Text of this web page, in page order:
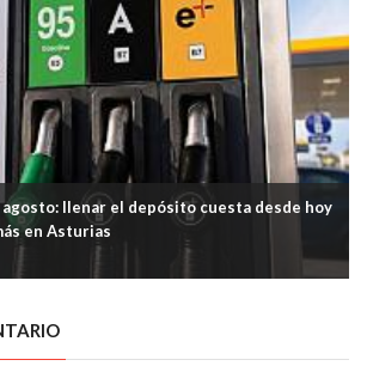
agosto: llenar el depósito cuesta desde hoy
en Asturias